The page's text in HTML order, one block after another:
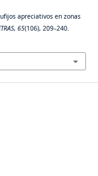
apreciativos en zonas
, 65(106), 209–240.